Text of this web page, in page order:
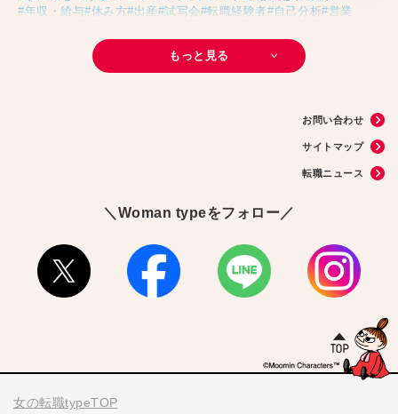
#年収・給与#休み方#出産#試写会#転職経験者#自己分析#営業
#30代の転職#Meets！#チームビルディング#お金
#リモートワーク
#パラレルキャリア#D＆I
#大木亜希子
#生産性アップ#恋愛#不妊治療#人事#アナウンサー
#タスク管理
もっと見る
お問い合わせ
サイトマップ
転職ニュース
＼Woman typeをフォロー／
女の転職typeTOP